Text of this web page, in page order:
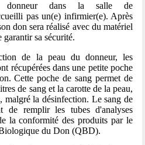
dans la salle de
pas un(e) infirmier(e). Après
don sera réalisé avec du matériel
garantir sa sécurité.
de la peau du donneur, les
récupérées dans une petite poche
Cette poche de sang permet de
de sang et la carotte de la peau,
malgré la désinfection. Le sang de
de remplir les tubes d'analyses
la conformité des produits par le
du Don (QBD).